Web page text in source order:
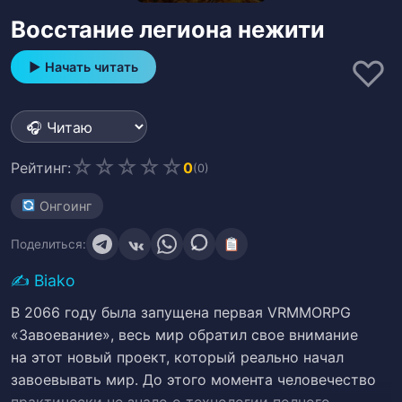
Восстание легиона нежити
▶ Начать читать ♡
Рейтинг: ☆ ☆ ☆ ☆ ☆0(0)
Онгоинг
Поделиться:
✍️ Biako
В 2066 году была запущена первая VRMMORPG
«Завоевание», весь мир обратил свое внимание
на этот новый проект, который реально начал
завоевывать мир. До этого момента человечество